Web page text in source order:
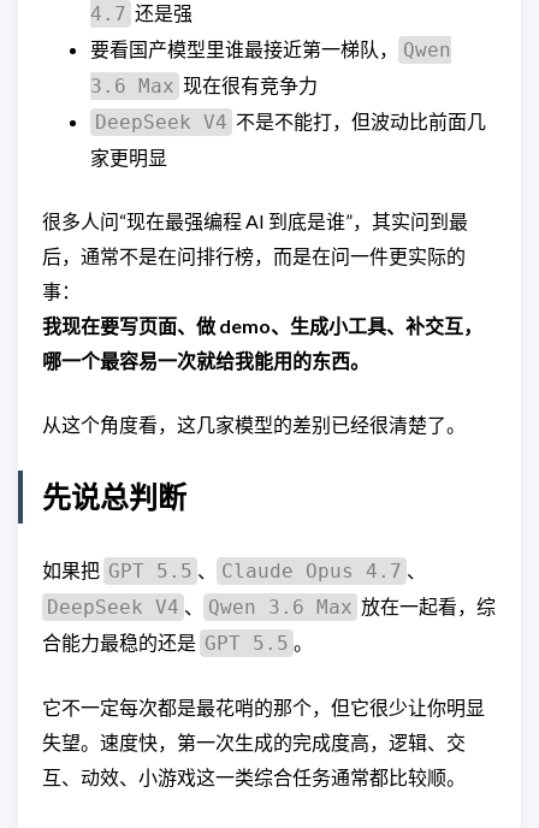
4.7 还是强
要看国产模型里谁最接近第一梯队，
Qwen
3.6 Max 现在很有竞争力
DeepSeek V4 不是不能打，但波动比前面几
家更明显
很多人问“现在最强编程 AI 到底是谁”，其实问到最
后，通常不是在问排行榜，而是在问一件更实际的
事：
我现在要写页面、做 demo、生成小工具、补交互，
哪一个最容易一次就给我能用的东西。
从这个角度看，这几家模型的差别已经很清楚了。
先说总判断
如果把 GPT 5.5 、 Claude Opus 4.7 、
DeepSeek V4 、 Qwen 3.6 Max 放在一起看，综
合能力最稳的还是 GPT 5.5 。
它不一定每次都是最花哨的那个，但它很少让你明显
失望。速度快，第一次生成的完成度高，逻辑、交
互、动效、小游戏这一类综合任务通常都比较顺。